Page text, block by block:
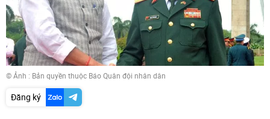
© Ảnh : Bản quyền thuộc Báo Quân đội nhân dân
Đăng ký